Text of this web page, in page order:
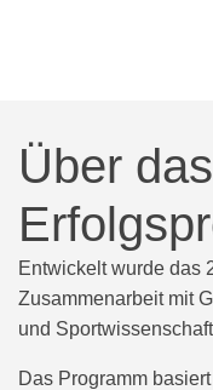
Über das
Entwickelt wurde das
Zusammenarbeit mit
und
Das Programm